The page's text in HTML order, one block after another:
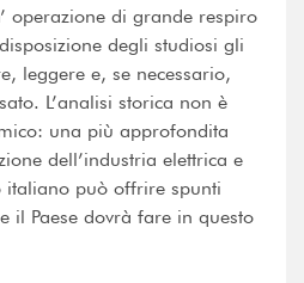
operazione di grande respiro
degli studiosi gli
leggere e, se necessario,
L’analisi storica non è
una più approfondita
dell’industria elettrica e
italiano può offrire spunti
il Paese dovrà fare in questo